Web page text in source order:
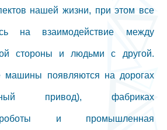
нашей жизни, при этом все
на взаимодействие между
стороны и людьми с другой.
машины появляются на дорогах
привод), фабриках
и промышленная